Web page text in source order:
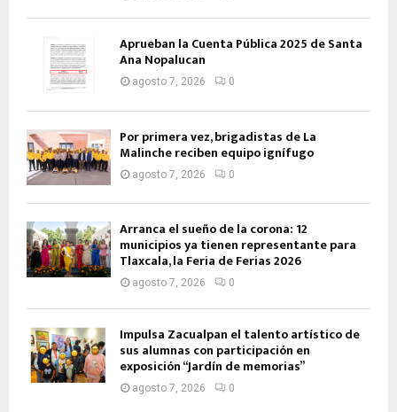
Aprueban la Cuenta Pública 2025 de Santa
Ana Nopalucan
agosto 7, 2026 0
Por primera vez, brigadistas de La
Malinche reciben equipo ignífugo
agosto 7, 2026 0
Arranca el sueño de la corona: 12
municipios ya tienen representante para
Tlaxcala, la Feria de Ferias 2026
agosto 7, 2026 0
Impulsa Zacualpan el talento artístico de
sus alumnas con participación en
exposición “Jardín de memorias”
agosto 7, 2026 0